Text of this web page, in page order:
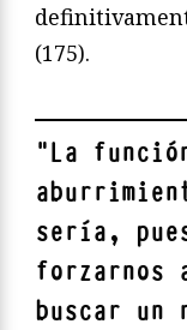
(175).
"La
sería,
forzarnos
buscar un